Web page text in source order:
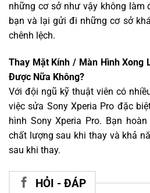
những cơ sở như vậy không làm
bạn và lại gửi đi những cơ sở
chênh lệch.
Thay Mặt Kính / Màn Hình Xong
Được Nữa Không?
Với đội ngũ kỹ thuật viên có
việc sửa Sony Xperia Pro đặc
hình Sony Xperia Pro. Bạn
chất lượng sau khi thay và khả
sau khi thay.
HỎI - ĐÁP